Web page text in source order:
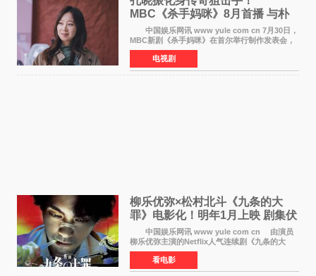
MBC《杀手妈咪》8月首播 与朴
恩斌展开收视对决
中国娱乐网讯 www yule com cn 7月30日，
MBC新剧《杀手妈咪》在首尔举行制作发表会，
主演孔晓振、郑准元、李相二、无真星、崔宇
成、李银泉等人一同出席，为新剧宣传造势。这
是孔晓振继《毛骨
电视剧
柳乐优弥×松村北斗《九条的大
罪》电影化！明年1月上映 剧集伏
笔将全面揭晓
中国娱乐网讯 www yule com cn 由演员
柳乐优弥主演的Netflix人气连续剧《九条的大
罪》正式宣布改编为电影，将于明年1月8日全国
上映。柳乐优弥与SixTONES松村北斗再度联
手，为观众带来这部
看电影